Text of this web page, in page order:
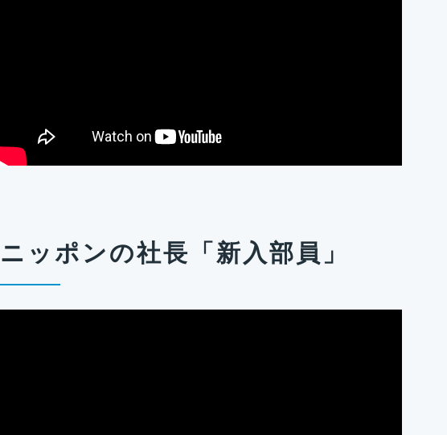
ニッポンの社長「新入部員」